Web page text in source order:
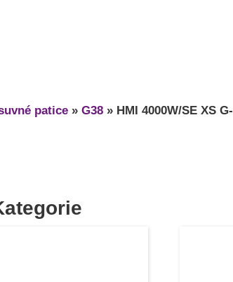
patice » G38 » HMI 4000W/SE XS G-